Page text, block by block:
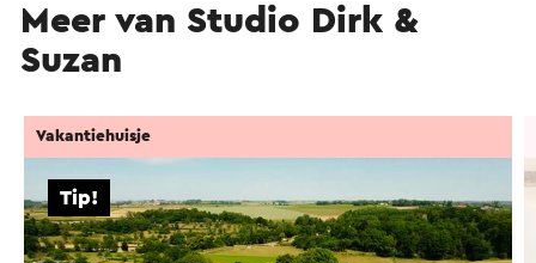
Meer van Studio Dirk &
Suzan
Tip!
Vakantiehuisje